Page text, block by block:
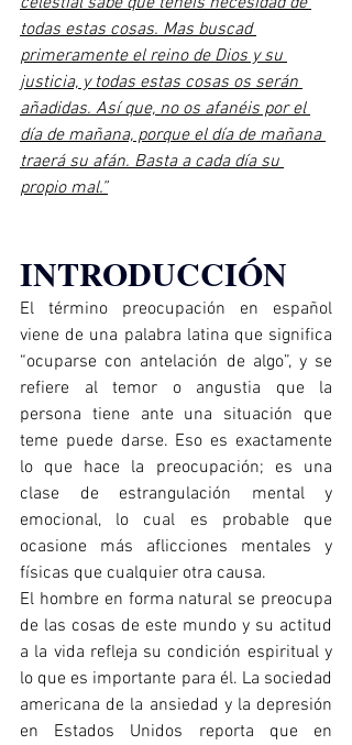
todas estas cosas. Mas buscad
primeramente el reino de Dios y su
justicia, y todas estas cosas os serán
añadidas. Así que, no os afanéis por el
día de mañana, porque el día de mañana
traerá su afán. Basta a cada día su
propio mal.”
INTRODUCCIÓN
El término preocupación en español
viene de una palabra latina que significa
“ocuparse con antelación de algo”, y se
refiere al temor o angustia que la
persona tiene ante una situación que
teme puede darse. Eso es exactamente
lo que hace la preocupación; es una
clase de estrangulación mental y
emocional, lo cual es probable que
ocasione más aflicciones mentales y
físicas que cualquier otra causa.
El hombre en forma natural se preocupa
de las cosas de este mundo y su actitud
a la vida refleja su condición espiritual y
lo que es importante para él. La sociedad
americana de la ansiedad y la depresión
en Estados Unidos reporta que en